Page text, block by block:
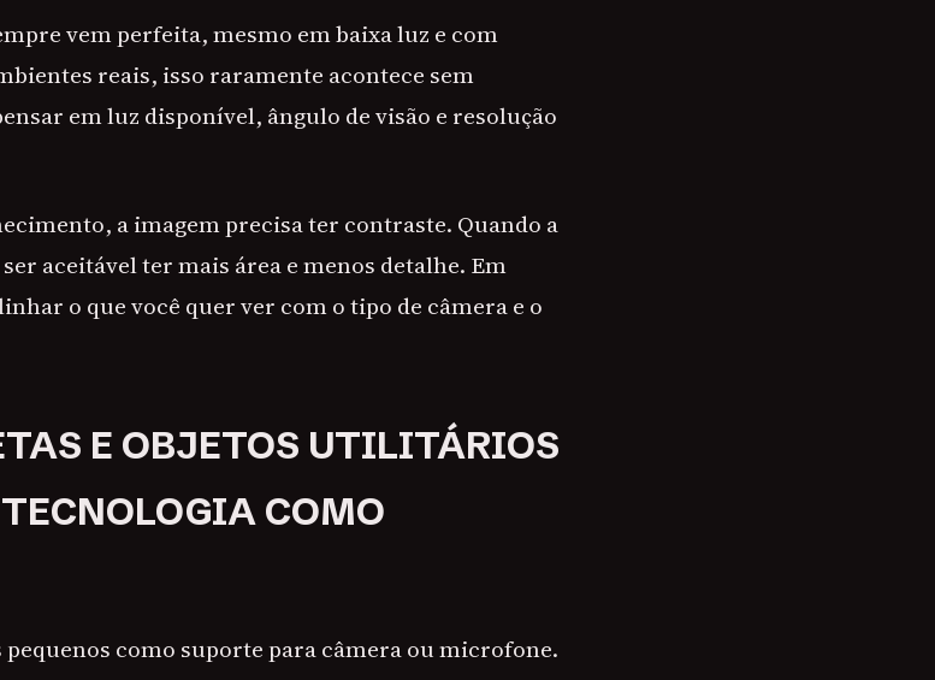
vem perfeita, mesmo em baixa luz e com
reais, isso raramente acontece sem
em luz disponível, ângulo de visão e resolução
a imagem precisa ter contraste. Quando a
aceitável ter mais área e menos detalhe. Em
o que você quer ver com o tipo de câmera e o
E OBJETOS UTILITÁRIOS
COMO
como suporte para câmera ou microfone.